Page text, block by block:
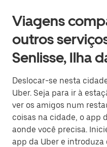
Viagens
outros
Senlisse, Ilha
Deslocar-se nesta
Uber. Seja para ir à
ver os amigos num
coisas na cidade, o app
aonde você precisa.
app da Uber e